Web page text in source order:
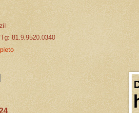
81.9.9520.0340